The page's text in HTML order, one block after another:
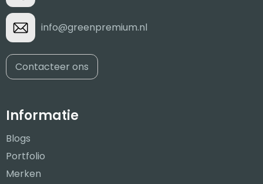
info@greenpremium.nl
Contacteer ons
Informatie
Blogs
Portfolio
Merken